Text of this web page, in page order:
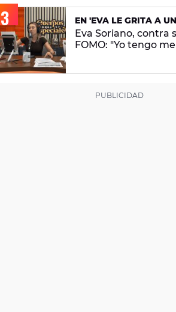
EN 'EVA LE GRITA A
Eva Soriano, contra
FOMO: "Yo tengo